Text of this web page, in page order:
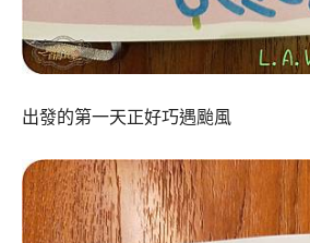
出發的第一天正好巧遇颱風